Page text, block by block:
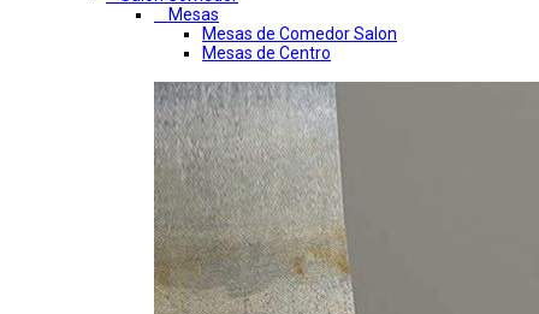
Mesas
Mesas de Comedor Salon
Mesas de Centro